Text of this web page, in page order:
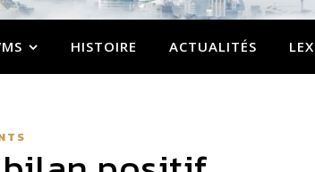
HISTOIRE ACTUALITÉS